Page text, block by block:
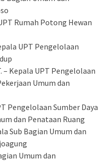
Rumah Potong Hewan
UPT Pengelolaan
– Kepala UPT Pengelolaan
Umum dan
Pengelolaan Sumber Daya
dan Penataan Ruang
Sub Bagian Umum dan
Umum dan